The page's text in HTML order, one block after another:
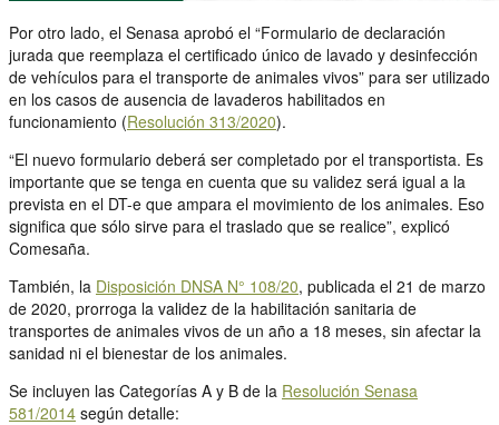
Por otro lado, el Senasa aprobó el “Formulario de declaración
jurada que reemplaza el certificado único de lavado y desinfección
de vehículos para el transporte de animales vivos” para ser utilizado
en los casos de ausencia de lavaderos habilitados en
funcionamiento (Resolución 313/2020).
“El nuevo formulario deberá ser completado por el transportista. Es
importante que se tenga en cuenta que su validez será igual a la
prevista en el DT-e que ampara el movimiento de los animales. Eso
significa que sólo sirve para el traslado que se realice”, explicó
Comesaña.
También, la Disposición DNSA N° 108/20, publicada el 21 de marzo
de 2020, prorroga la validez de la habilitación sanitaria de
transportes de animales vivos de un año a 18 meses, sin afectar la
sanidad ni el bienestar de los animales.
Se incluyen las Categorías A y B de la Resolución Senasa
581/2014 según detalle: